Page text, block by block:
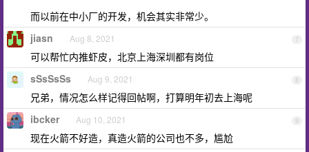
而以前在中小厂的开发，机会其实非常少。
7
jiasn Aug 8, 2021
可以帮忙内推虾皮，北京上海深圳都有岗位
8
sSsSsSs Aug 9, 2021
兄弟，情况怎么样记得回帖啊，打算明年初去上海呢
9
ibcker Aug 10, 2021
现在火箭不好造，真造火箭的公司也不多，尴尬